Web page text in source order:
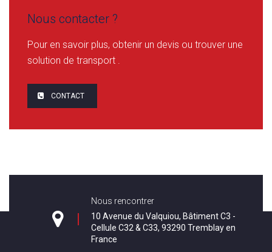
Nous contacter ?
Pour en savoir plus, obtenir un devis ou trouver une
solution de transport .
CONTACT
Nous rencontrer
10 Avenue du Valquiou, Bâtiment C3 -
Cellule C32 & C33, 93290 Tremblay en
France